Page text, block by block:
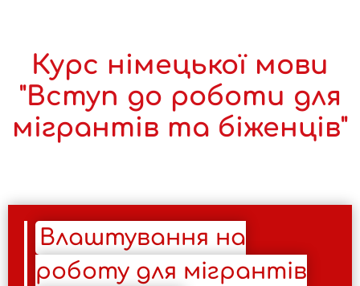
Курс німецької мови
"Вступ до роботи для
мігрантів та біженців"
Влаштування на
роботу для мігрантів